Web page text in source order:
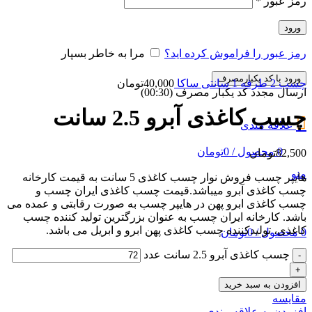
ورود
رمز عبور را فراموش کرده اید؟ مرا به خاطر بسپار
ورود با کد یکبارمصرف
ارسال مجدد کد یکبار مصرف(00:
30
)
علاقه مندی
0 محصول /
0تومان
منو
0 محصول /
0تومان
چسب 2 طرفه 1 سانتی ساکا 40,000تومان
چسب کاغذی آبرو 2.5 سانت
82,500تومان
هایپر چسب فروش نوار چسب کاغذی 5 سانت به قیمت کارخانه
چسب کاغذی آبرو میباشد.قیمت چسب کاغذی ایران چسب و
چسب کاغذی ابرو پهن در هایپر چسب به صورت رقابتی و عمده می
باشد. کارخانه ایران چسب به عنوان بزرگترین تولید کننده چسب
کاغذی، تولیدکننده چسب کاغذی پهن ابرو و ابریل می باشد.
چسب کاغذی آبرو 2.5 سانت عدد
افزودن به سبد خرید
مقایسه